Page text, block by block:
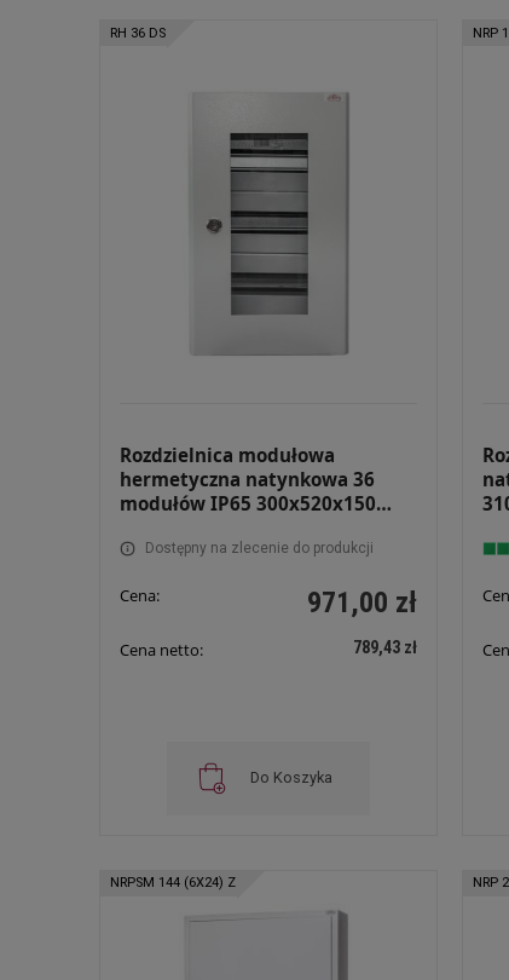
RH 36 DS
Rozdzielnica modułowa
hermetyczna natynkowa 36
modułów IP65 300x520x150
Dostępny na zlecenie do produkcji
Cena: 971,00 zł
Cena netto: 789,43 zł
Do Koszyka
NRP
NRPSM 144 (6X24) Z NRP